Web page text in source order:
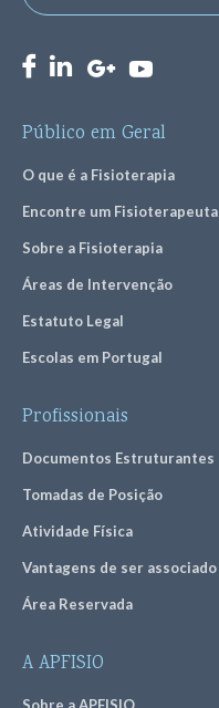
Público em Geral
O que é a Fisioterapia
Encontre um Fisioterapeuta
Sobre a Fisioterapia
Áreas de Intervenção
Estatuto Legal
Escolas em Portugal
Profissionais
Documentos Estruturantes
Tomadas de Posição
Atividade Física
Vantagens de ser associado
Área Reservada
A APFISIO